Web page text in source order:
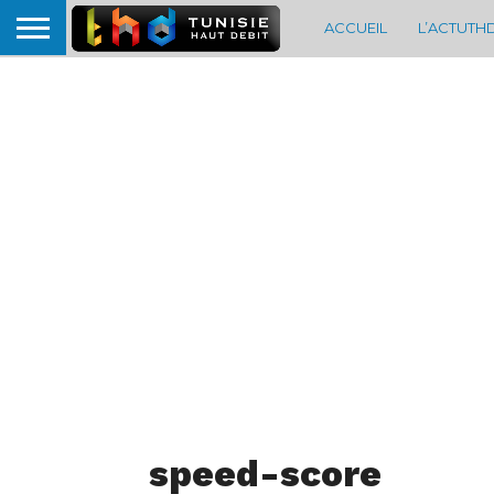
ACCUEIL
speed-score